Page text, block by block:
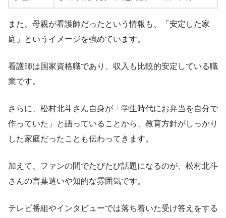
また、母親が看護師だったという情報も、「安定した家
庭」というイメージを強めています。
看護師は国家資格職であり、収入も比較的安定している職
業です。
さらに、松村北斗さん自身が「学生時代にお弁当を自分で
作っていた」と語っていることから、教育方針がしっかり
した家庭だったことも伝わってきます。
加えて、ファンの間でたびたび話題になるのが、松村北斗
さんの言葉遣いや知的な雰囲気です。
テレビ番組やインタビューでは落ち着いた受け答えをする